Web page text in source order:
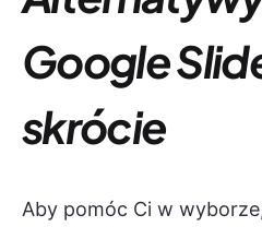
Google
skrócie
Aby pomóc Ci w